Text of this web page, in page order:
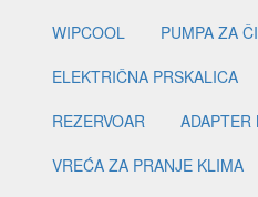
WIPCOOL
PUMPA ZA
ELEKTRIČNA PRSKALICA
REZERVOAR
ADAPTER
VREĆA ZA PRANJE KLIMA